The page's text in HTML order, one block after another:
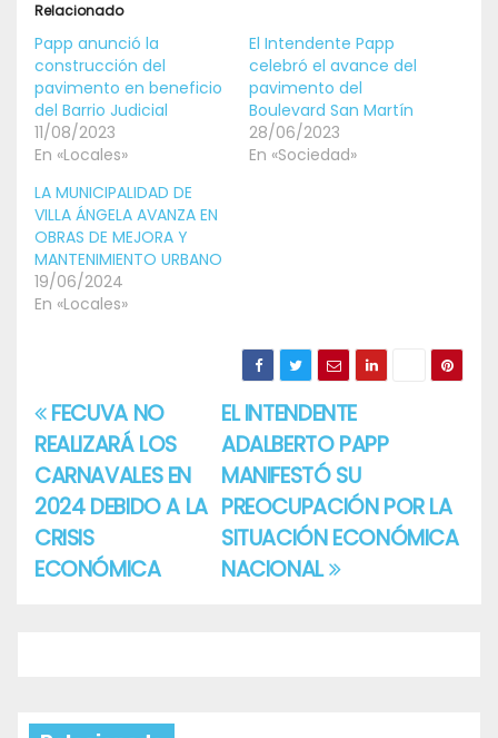
Relacionado
Papp anunció la
construcción del
pavimento en beneficio
del Barrio Judicial
11/08/2023
En «Locales»
El Intendente Papp
celebró el avance del
pavimento del
Boulevard San Martín
28/06/2023
En «Sociedad»
LA MUNICIPALIDAD DE
VILLA ÁNGELA AVANZA EN
OBRAS DE MEJORA Y
MANTENIMIENTO URBANO
19/06/2024
En «Locales»
Navegación
de
entradas
EL INTENDENTE
ADALBERTO PAPP
MANIFESTÓ SU
PREOCUPACIÓN POR LA
SITUACIÓN ECONÓMICA
NACIONAL
FECUVA NO
REALIZARÁ LOS
CARNAVALES EN
2024 DEBIDO A LA
CRISIS
ECONÓMICA